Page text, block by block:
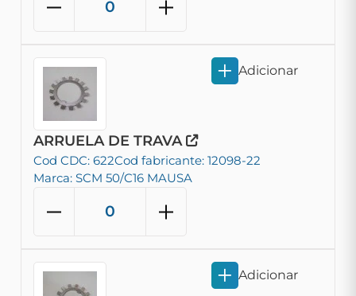
ARRUELA DE TRAVA
Cod CDC: 622Cod fabricante: 12098-22
Marca: SCM 50/C16 MAUSA
Adicionar
Adicionar